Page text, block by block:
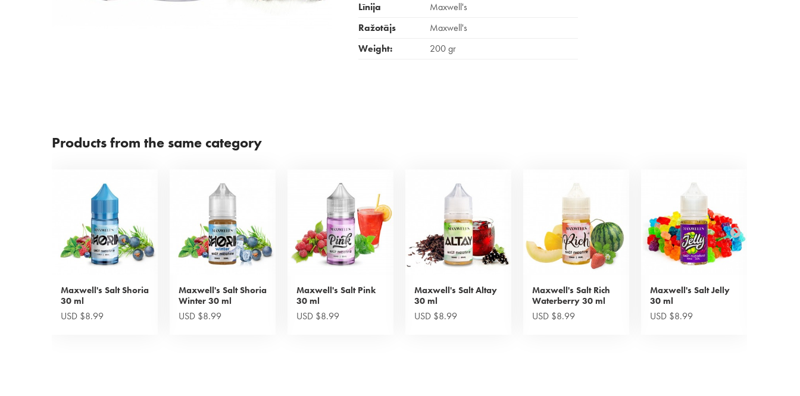
Līnija
Maxwell's
Ražotājs
Maxwell's
Weight:
200 gr
Products from the same category
Maxwell's Salt Shoria
30 ml
USD $8.99
Maxwell's Salt Shoria
Winter 30 ml
USD $8.99
Maxwell's Salt Pink
30 ml
USD $8.99
Maxwell's Salt Altay
30 ml
USD $8.99
Maxwell's Salt Rich
Waterberry 30 ml
USD $8.99
Maxwell's Salt Jelly
30 ml
USD $8.99